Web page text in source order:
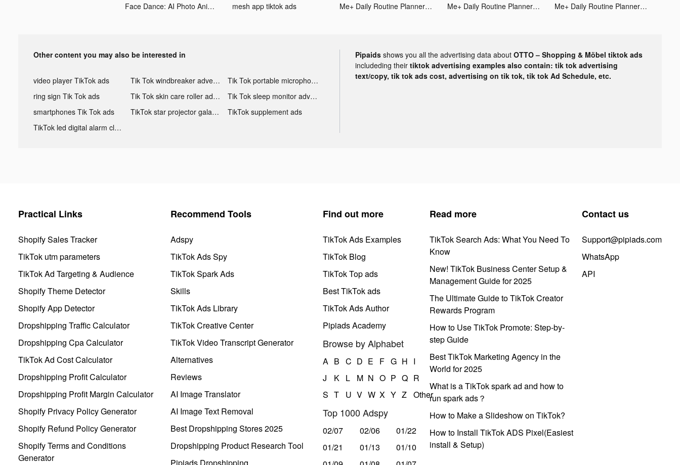
Face Dance: AI Photo Animator tiktok ads
mesh app tiktok ads Me+ Daily Routine Planner tiktok ads Me+ Daily Routine Planner tiktok ads Me+ Daily Routine Planner tiktok ads
Other content you may also be interested in
video player TikTok ads Tik Tok windbreaker advertising
Tik Tok portable microphone advertising
ring sign Tik Tok ads
Tik Tok skin care roller advertising
Tik Tok sleep monitor advertising
smartphones Tik Tok ads
TikTok star projector galaxy night light bluetooth ads
TikTok supplement ads
TikTok led digital alarm clock ads
Pipaids shows you all the advertising data about OTTO – Shopping & Möbel tiktok ads
includeding their tiktok advertising examples also contain: tik tok advertising
text/copy, tik tok ads cost, advertising on tik tok, tik tok Ad Schedule, etc.
Practical Links
Shopify Sales Tracker
TikTok utm parameters
TikTok Ad Targeting & Audience
Shopify Theme Detector
Shopify App Detector
Dropshipping Traffic Calculator
Dropshipping Cpa Calculator
TikTok Ad Cost Calculator
Dropshipping Profit Calculator
Dropshipping Profit Margin Calculator
Shopify Privacy Policy Generator
Shopify Refund Policy Generator
Shopify Terms and Conditions
Generator
Recommend Tools
Adspy
TikTok Ads Spy
TikTok Spark Ads
Skills
TikTok Ads Library
TikTok Creative Center
TikTok Video Transcript Generator
Alternatives
Reviews
AI Image Translator
AI Image Text Removal
Best Dropshipping Stores 2025
Dropshipping Product Research Tool
Find out more
TikTok Ads Examples
TikTok Blog
TikTok Top ads
Best TikTok ads
TikTok Ads Author
Pipiads Academy
Browse by Alphabet
A B C D E F G H I
J
K L M N O P Q R
S T U V W X Y Z Other
Top 1000 Adspy
02/07 02/06
01/22
01/21
01/13
01/10
Read more
TikTok Search Ads: What You Need To
Know
New! TikTok Business Center Setup &
Management Guide for 2025
The Ultimate Guide to TikTok Creator
Rewards Program
How to Use TikTok Promote: Step-by-
step Guide
Best TikTok Marketing Agency in the
World for 2025
What is a TikTok spark ad and how to
run spark ads？
How to Make a Slideshow on TikTok?
How to Install TikTok ADS Pixel(Easiest
install & Setup)
Contact us
Support@pipiads.com
WhatsApp
API